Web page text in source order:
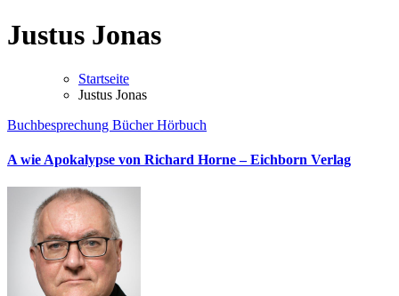
Justus Jonas
Startseite
Justus Jonas
Buchbesprechung BücherHörbuch
A wie Apokalypse von Richard Horne – Eichborn Verlag